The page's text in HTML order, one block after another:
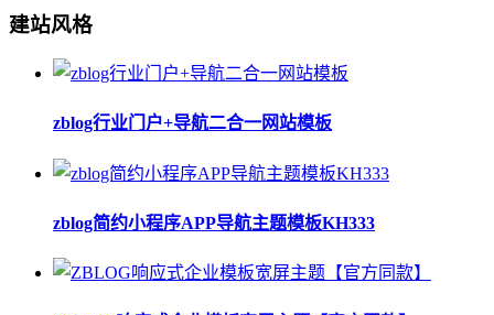
建站风格
zblog行业门户+导航二合一网站模板
zblog简约小程序APP导航主题模板KH333